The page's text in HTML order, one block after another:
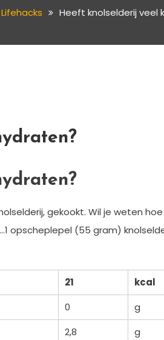
Lifehacks Heeft knolselderij veel
gekookt. Wil je weten
opscheplepel (55 gram)
21
kcal
0
g
2,8
g